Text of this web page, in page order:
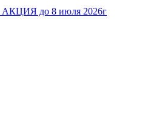
АКЦИЯ до 8 июля 2026г